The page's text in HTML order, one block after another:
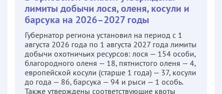
лимиты добычи лося, оленя, косули и
барсука на 2026–2027 годы
Губернатор региона установил на период с 1
августа 2026 года по 1 августа 2027 года лимиты
добычи охотничьих ресурсов: лося — 154 особи,
благородного оленя — 18, пятнистого оленя — 4,
европейской косули (старше 1 года) — 37, косули
до года — 86, барсука — 94 и рыси — 1 особь.
Также утверждены соответствующие квоты